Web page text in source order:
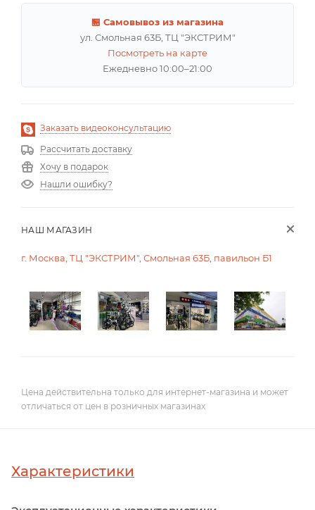
🏪 Самовывоз из магазина
ул. Смольная 63Б, ТЦ "ЭКСТРИМ"
Посмотреть на карте
Ежедневно 10:00–21:00
Заказать видеоконсультацию
Рассчитать доставку
Хочу в подарок
Нашли ошибку?
НАШ МАГАЗИН
г. Москва, ТЦ "ЭКСТРИМ", Смольная 63Б, павильон Б1
Цена действительна только для интернет-магазина и может
отличаться от цен в розничных магазинах
Характеристики